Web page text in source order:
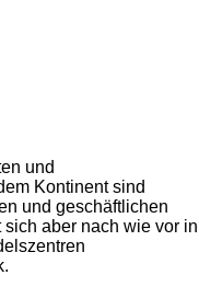
und
Kontinent sind
und geschäftlichen
aber nach wie vor in